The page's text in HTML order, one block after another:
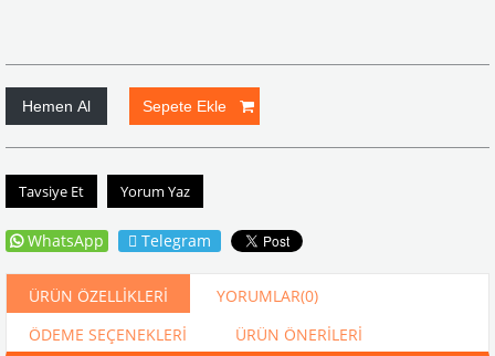
Tavsiye Et Yorum Yaz
WhatsApp Telegram
ÜRÜN ÖZELLIKLERI YORUMLAR(0)
ÖDEME SEÇENEKLERI
ÜRÜN ÖNERILERI